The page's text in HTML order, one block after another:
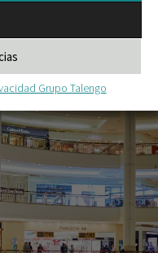
Grupo Talengo